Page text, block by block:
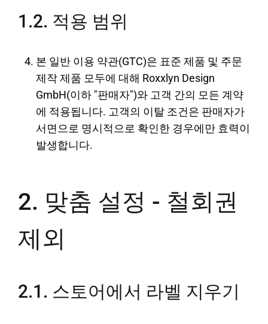
1.2. 적용 범위
본 일반 이용 약관(GTC)은 표준 제품 및 주문
제작 제품 모두에 대해 Roxxlyn Design
GmbH(이하 "판매자")와 고객 간의 모든 계약
에 적용됩니다. 고객의 이탈 조건은 판매자가
서면으로 명시적으로 확인한 경우에만 효력이
발생합니다.
2. 맞춤 설정 - 철회권
제외
2.1. 스토어에서 라벨 지우기